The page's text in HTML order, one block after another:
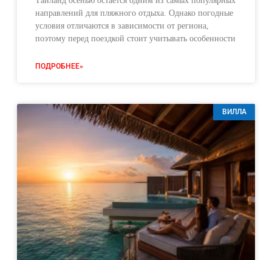
направлений для пляжного отдыха. Однако погодные
условия отличаются в зависимости от региона,
поэтому перед поездкой стоит учитывать особенности
ПОДРОБНЕЕ»
ВИЛЛА